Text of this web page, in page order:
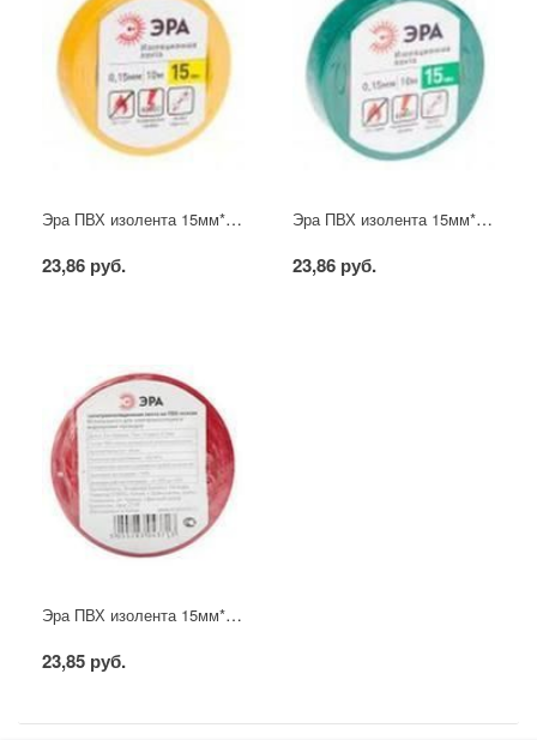
Эра ПВХ изолента 15мм*10м жёлтая
23,86 руб.
Эра ПВХ изолента 15мм*10м зелёная
23,86 руб.
Эра ПВХ изолента 15мм*10м красная
23,85 руб.